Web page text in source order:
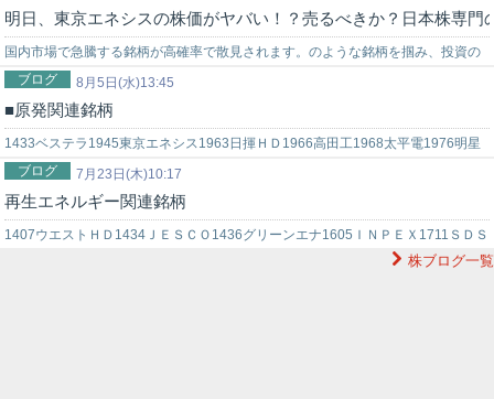
明日、東京エネシスの株価がヤバい！？売るべきか？日本株専
国内市場で急騰する銘柄が高確率で散見されます。のような銘柄を掴み、投資の
世界でチャンスを狙うなら信頼できる投資助言を得ることが重要です。弊社では
投資戦略に困っている初心者の投資家様をサポートする環境を…
8月5日(水)13:45
ブログ
■原発関連銘柄
1433ベステラ1945東京エネシス1963日揮ＨＤ1966高田工1968太平電1976明星
工5631日製鋼6378木村化6466ＴＶＥ6501日立…
7月23日(木)10:17
ブログ
再生エネルギー関連銘柄
1407ウエストＨＤ1434ＪＥＳＣＯ1436グリーンエナ1605ＩＮＰＥＸ1711ＳＤＳ
株ブログ一覧